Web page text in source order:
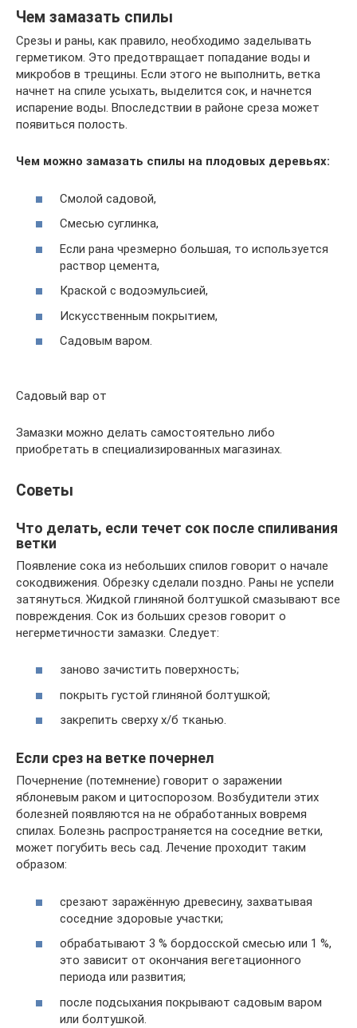
Чем замазать спилы
Срезы и раны, как правило, необходимо заделывать
герметиком. Это предотвращает попадание воды и
микробов в трещины. Если этого не выполнить, ветка
начнет на спиле усыхать, выделится сок, и начнется
испарение воды. Впоследствии в районе среза может
появиться полость.
Чем можно замазать спилы на плодовых деревьях:
Смолой садовой,
Смесью суглинка,
Если рана чрезмерно большая, то используется
раствор цемента,
Краской с водоэмульсией,
Искусственным покрытием,
Садовым варом.
Садовый вар от
Замазки можно делать самостоятельно либо
приобретать в специализированных магазинах.
Советы
Что делать, если течет сок после спиливания
ветки
Появление сока из небольших спилов говорит о начале
сокодвижения. Обрезку сделали поздно. Раны не успели
затянуться. Жидкой глиняной болтушкой смазывают все
повреждения. Сок из больших срезов говорит о
негерметичности замазки. Следует:
заново зачистить поверхность;
покрыть густой глиняной болтушкой;
закрепить сверху х/б тканью.
Если срез на ветке почернел
Почернение (потемнение) говорит о заражении
яблоневым раком и цитоспорозом. Возбудители этих
болезней появляются на не обработанных вовремя
спилах. Болезнь распространяется на соседние ветки,
может погубить весь сад. Лечение проходит таким
образом:
срезают заражённую древесину, захватывая
соседние здоровые участки;
обрабатывают 3 % бордосской смесью или 1 %,
это зависит от окончания вегетационного
периода или развития;
после подсыхания покрывают садовым варом
или болтушкой.